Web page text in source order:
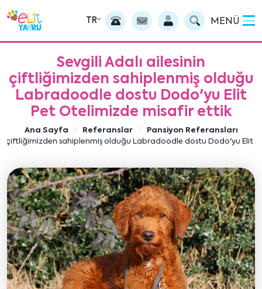
TR MENÜ
Sevgili Adalı ailesinin
çiftliğimizden sahiplenmiş olduğu
Labradoodle dostu Dodo'yu Elit
Pet Otelimizde misafir ettik
Ana Sayfa Referanslar
Pansiyon Referansları
çiftliğimizden sahiplenmiş olduğu Labradoodle dostu Dodo'yu Elit